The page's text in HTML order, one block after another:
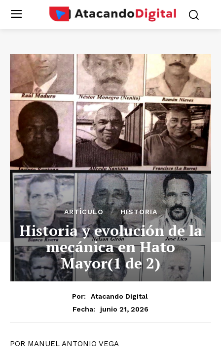
ARTÍCULO HISTORIA
Historia y evolución de la
mecánica en Hato
Mayor(1 de 2)
Por:
Atacando Digital
Fecha:
junio 21, 2026
POR MANUEL ANTONIO VEGA